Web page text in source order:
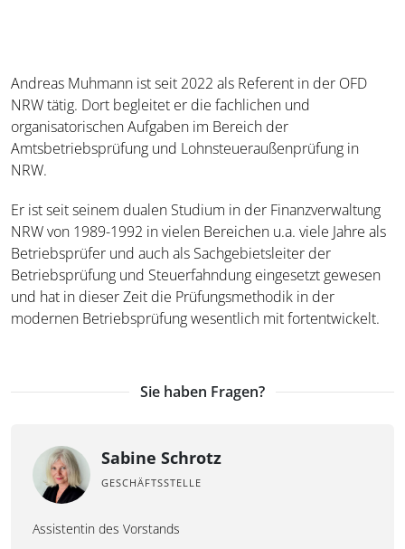
Andreas Muhmann ist seit 2022 als Referent in der OFD
NRW tätig. Dort begleitet er die fachlichen und
organisatorischen Aufgaben im Bereich der
Amtsbetriebsprüfung und Lohnsteueraußenprüfung in
NRW.
Er ist seit seinem dualen Studium in der Finanzverwaltung
NRW von 1989-1992 in vielen Bereichen u.a. viele Jahre als
Betriebsprüfer und auch als Sachgebietsleiter der
Betriebsprüfung und Steuerfahndung eingesetzt gewesen
und hat in dieser Zeit die Prüfungsmethodik in der
modernen Betriebsprüfung wesentlich mit fortentwickelt.
Sie haben Fragen?
Sabine Schrotz
GESCHÄFTSSTELLE
Assistentin des Vorstands